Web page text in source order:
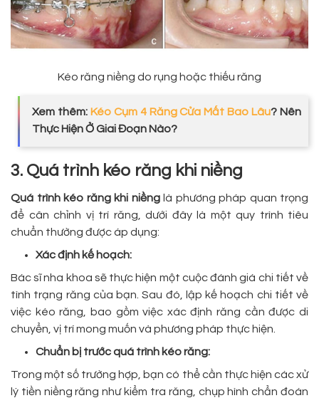
Kéo răng niềng do rụng hoặc thiếu răng
Xem thêm: Kéo Cụm 4 Răng Cửa Mất Bao Lâu? Nên
Thực Hiện Ở Giai Đoạn Nào?
3. Quá trình kéo răng khi niềng
Quá trình kéo răng khi niềnglà phương pháp quan trọng
để cân chỉnh vị trí răng, dưới đây là một quy trình tiêu
chuẩn thường được áp dụng:
Xác định kế hoạch:
Bác sĩ nha khoa sẽ thực hiện một cuộc đánh giá chi tiết về
tình trạng răng của bạn. Sau đó, lập kế hoạch chi tiết về
việc kéo răng, bao gồm việc xác định răng cần được di
chuyển, vị trí mong muốn và phương pháp thực hiện.
Chuẩn bị trước quá trình kéo răng:
Trong một số trường hợp, bạn có thể cần thực hiện các xử
lý tiền niềng răng như kiểm tra răng, chụp hình chẩn đoán